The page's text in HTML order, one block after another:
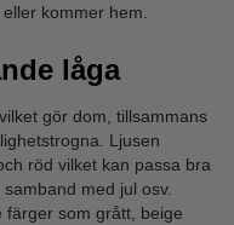
kommer hem.
låga
gör dom, tillsammans
Ljusen
röd vilket kan passa bra
med jul osv.
färger som grått, beige